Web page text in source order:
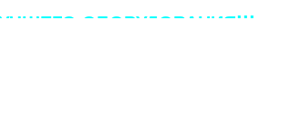
ОБОРУДОВАНИЯ!!!